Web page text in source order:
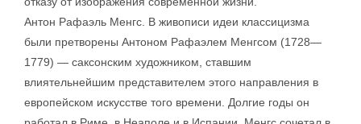
Антон Рафаэль Менгс. В живописи идеи классицизма
были претворены Антоном Рафаэлем Менгсом (1728—
1779) — саксонским художником, ставшим
влиятельнейшим представителем этого направления в
европейском искусстве того времени. Долгие годы он